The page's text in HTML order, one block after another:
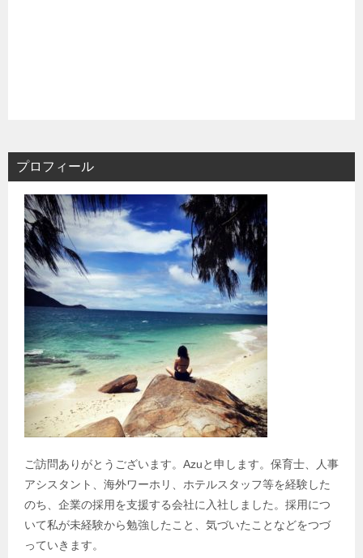
プロフィール
ご訪問ありがとうございます。Azuと申します。保育士、人事
アシスタント、海外ワーホリ、ホテルスタッフ等を経験した
のち、企業の採用を支援する会社に入社しました。採用につ
いて私が未経験から勉強したこと、気づいたことなどをつづ
っていきます。